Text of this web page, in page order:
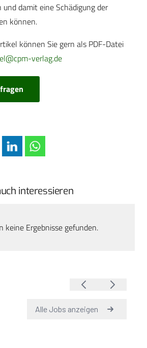
damit eine Schädigung der
können.
können Sie gern als PDF-Datei
verlag.de
interessieren
keine Ergebnisse gefunden.